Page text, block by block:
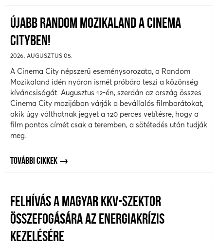
ÚJABB RANDOM MOZIKALAND A CINEMA
CITYBEN!
2026. AUGUSZTUS 05.
A Cinema City népszerű eseménysorozata, a Random
Mozikaland idén nyáron ismét próbára teszi a közönség
kíváncsiságát. Augusztus 12-én, szerdán az ország összes
Cinema City mozijában várják a bevállalós filmbarátokat,
akik úgy válthatnak jegyet a 120 perces vetítésre, hogy a
film pontos címét csak a teremben, a sötétedés után tudják
meg.
TOVÁBBI CIKKEK
FELHÍVÁS A MAGYAR KKV-SZEKTOR
ÖSSZEFOGÁSÁRA AZ ENERGIAKRÍZIS
KEZELÉSÉRE